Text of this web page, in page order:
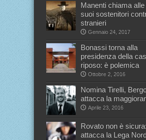
Manenti chiama alle
suoi sostenitori
stranieri
Gennaio 24, 2017
Bonassi torna alla
presidenza della
riposo: è polemica
Ottobre 2, 2016
Nomina Tirelli,
attacca la
Aprile 23, 2016
Rovato non è
attacca la Lega